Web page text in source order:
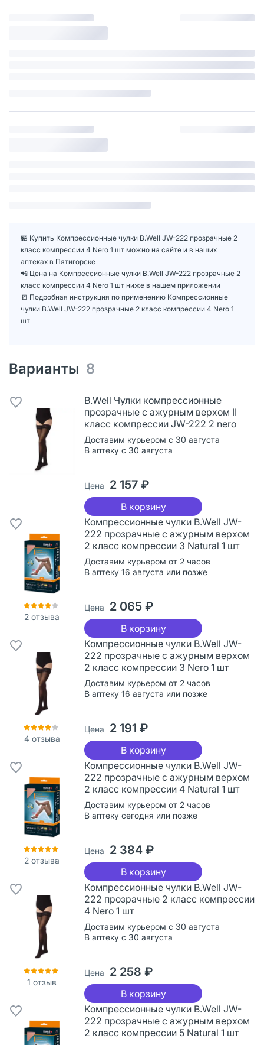
🏪 Купить Компрессионные чулки B.Well JW-222 прозрачные 2
класс компрессии 4 Nero 1 шт можно на сайте и в наших
аптеках в Пятигорске
📲 Цена на Компрессионные чулки B.Well JW-222 прозрачные 2
класс компрессии 4 Nero 1 шт ниже в нашем приложении
📒 Подробная инструкция по применению Компрессионные
чулки B.Well JW-222 прозрачные 2 класс компрессии 4 Nero 1
шт
Варианты 8
B.Well Чулки компрессионные
прозрачные с ажурным верхом II
класс компрессии JW-222 2 nero
Доставим курьером с 30 августа
В аптеку с 30 августа
Цена 2 157 ₽
В корзину
2 отзыва
Компрессионные чулки B.Well JW-
222 прозрачные с ажурным верхом
2 класс компрессии 3 Natural 1 шт
Доставим курьером от 2 часов
В аптеку 16 августа или позже
Цена 2 065 ₽
В корзину
4отзыва
Компрессионные чулки B.Well JW-
222 прозрачные с ажурным верхом
2 класс компрессии 3 Nero 1 шт
Доставим курьером от 2 часов
В аптеку 16 августа или позже
Цена 2 191 ₽
В корзину
2 отзыва
Компрессионные чулки B.Well JW-
222 прозрачные с ажурным верхом
2 класс компрессии 4 Natural 1 шт
Доставим курьером от 2 часов
В аптеку сегодня или позже
Цена 2 384 ₽
В корзину
1 отзыв
Компрессионные чулки B.Well JW-
222 прозрачные 2 класс компрессии
4 Nero 1 шт
Доставим курьером с 30 августа
В аптеку с 30 августа
Цена 2 258 ₽
В корзину
Компрессионные чулки B.Well JW-
222 прозрачные с ажурным верхом
2 класс компрессии 5 Natural 1 шт